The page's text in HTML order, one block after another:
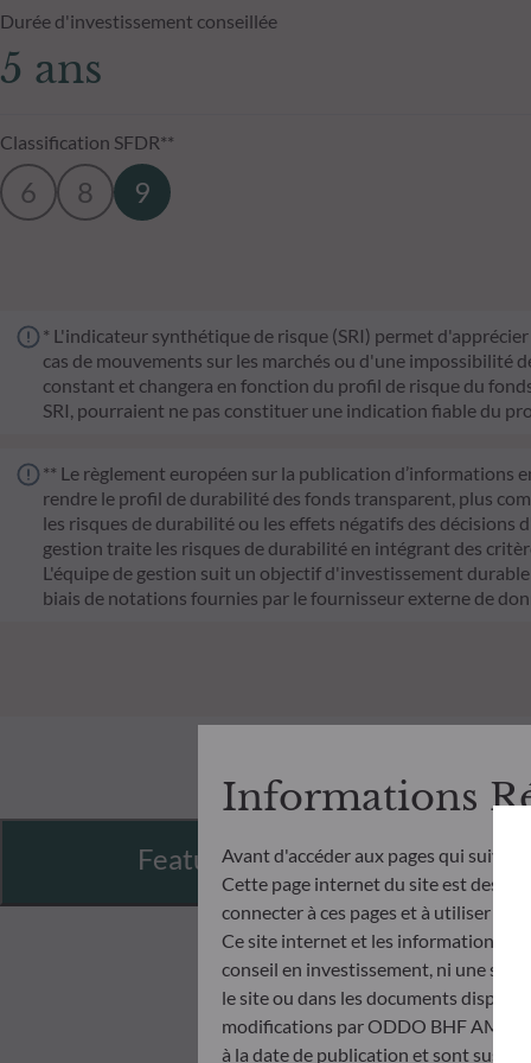
Durée d'investissement conseillée
5 ans
Classification SFDR**
6 8 9
* L'indicateur synthétique de risque (SRI) permet
cas de mouvements sur les marchés ou d'une impossibilité
constant et changera en fonction du profil de risque du
SRI, pourraient ne pas constituer une indication fiable du
** Le règlement européen sur la publication d’informations
rendre le profil de durabilité des fonds transparent, plus
les risques de durabilité ou les effets négatifs des
gestion traite les risques de durabilité en intégrant des
L'équipe de gestion suit un objectif d'investissement
biais de notations fournies par le fournisseur externe de
Features
Informations
Avant d'accéder aux pages qui
Cette page internet du site est
connecter à ces pages et à utiliser et
Ce site internet et les informations
conseil en investissement, ni une
le site ou dans les documents
modifications par ODDO BHF AM à
à la date de publication et sont